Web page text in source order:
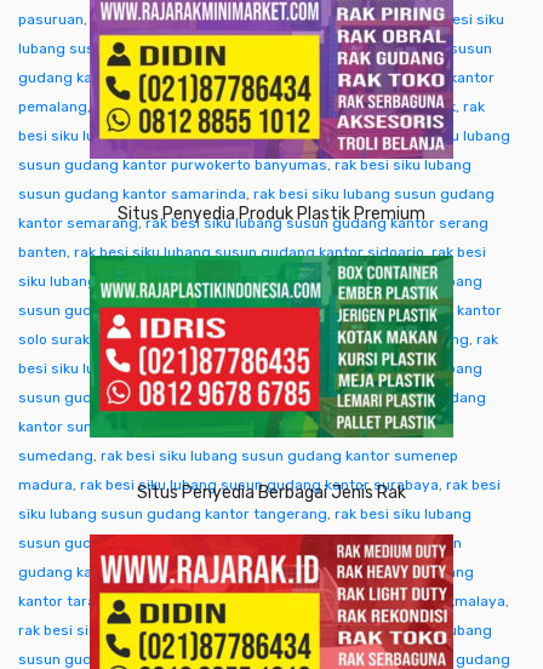
pasuruan, rak besi siku lubang susun gudang kantor pati,rak besi siku
lubang susun gudang kantor pekalongan
rak besi siku lubang susun
gudang kantor pekanbaru,rak besi siku lubang susun gudang kantor
pemalang, rak besi siku lubang susun gudang kantor pontianak, rak
besi siku lubang susun gudang kantor purwakarta,rak besi siku lubang
susun gudang kantor purwokerto banyumas, rak besi siku lubang
susun gudang kantor samarinda, rak besi siku lubang susun gudang
kantor semarang,rak besi siku lubang susun gudang kantor serang
banten, rak besi siku lubang susun gudang kantor sidoarjo,rak besi
siku lubang susun gudang kantor singkawang,rak besi siku lubang
susun gudang kantor sofifi,rak besi siku lubang susun gudang kantor
solo surakarta,rak besi siku lubang susun gudang kantor sorong, rak
besi siku lubang susun gudang kantor subang,rak besi siku lubang
susun gudang kantor sukabumi,rak besi siku lubang susun gudang
kantor sumba ntt
rak besi siku lubang susun gudang kantor
sumedang, rak besi siku lubang susun gudang kantor sumenep
madura, rak besi siku lubang susun gudang kantor surabaya, rak besi
siku lubang susun gudang kantor tangerang, rak besi siku lubang
susun gudang kantor tangjung selor
rak besi siku lubang susun
gudang kantor tanjungpinang,rak besi siku lubang susun gudang
kantor tarakan, rak besi siku lubang susun gudang kantor tasikmalaya,
rak besi siku lubang susun gudang kantor tegal,rak besi siku lubang
susun gudang kantor temanggung,rak besi siku lubang susun gudang
Situs Penyedia Produk Plastik Premium
Situs Penyedia Berbagai Jenis Rak